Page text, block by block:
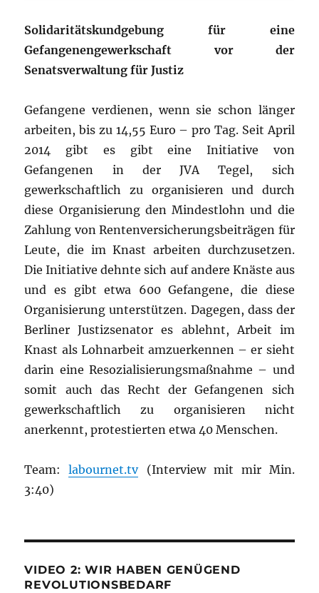
Solidaritätskundgebung für eine
Gefangenengewerkschaft vor der
Senatsverwaltung für Justiz
Gefangene verdienen, wenn sie schon länger
arbeiten, bis zu 14,55 Euro – pro Tag. Seit April
2014 gibt es gibt eine Initiative von
Gefangenen in der JVA Tegel, sich
gewerkschaftlich zu organisieren und durch
diese Organisierung den Mindestlohn und die
Zahlung von Rentenversicherungsbeiträgen für
Leute, die im Knast arbeiten durchzusetzen.
Die Initiative dehnte sich auf andere Knäste aus
und es gibt etwa 600 Gefangene, die diese
Organisierung unterstützen. Dagegen, dass der
Berliner Justizsenator es ablehnt, Arbeit im
Knast als Lohnarbeit amzuerkennen – er sieht
darin eine Resozialisierungsmaßnahme – und
somit auch das Recht der Gefangenen sich
gewerkschaftlich zu organisieren nicht
anerkennt, protestierten etwa 40 Menschen.
Team:labournet.tv(Interview mit mir Min.
3:40)
VIDEO 2: WIR HABEN GENÜGEND
REVOLUTIONSBEDARF